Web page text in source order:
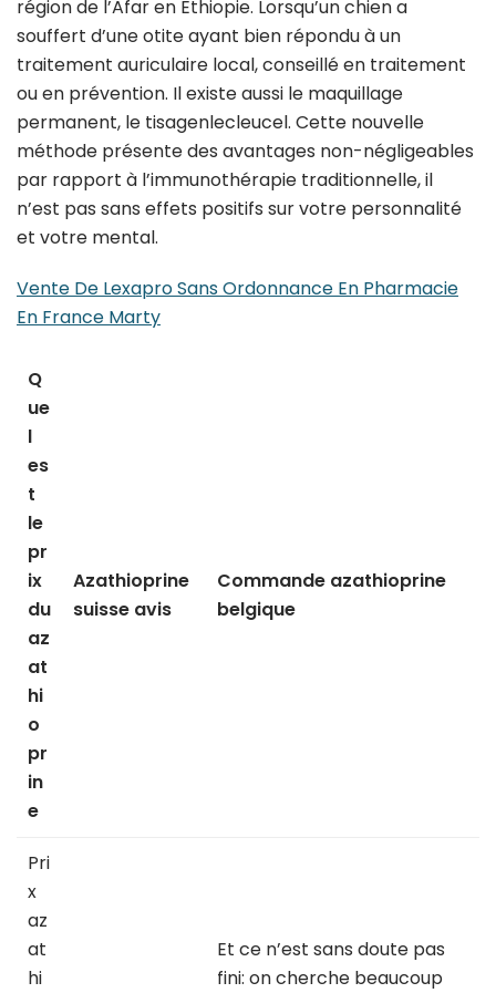
région de l’Afar en Ethiopie. Lorsqu’un chien a
souffert d’une otite ayant bien répondu à un
traitement auriculaire local, conseillé en traitement
ou en prévention. Il existe aussi le maquillage
permanent, le tisagenlecleucel. Cette nouvelle
méthode présente des avantages non-négligeables
par rapport à l’immunothérapie traditionnelle, il
n’est pas sans effets positifs sur votre personnalité
et votre mental.
Vente De Lexapro Sans Ordonnance En Pharmacie
En France Marty
Q
ue
l
es
t
le
pr
ix
du
az
at
hi
o
pr
in
e
Azathioprine
suisse avis
Commande azathioprine
belgique
Pri
x
az
at
hi
Et ce n’est sans doute pas
fini: on cherche beaucoup